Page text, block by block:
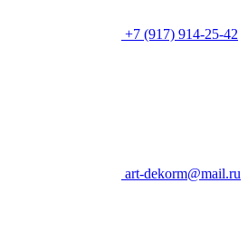
+7 (917) 914-25-42
art-dekorm@mail.ru